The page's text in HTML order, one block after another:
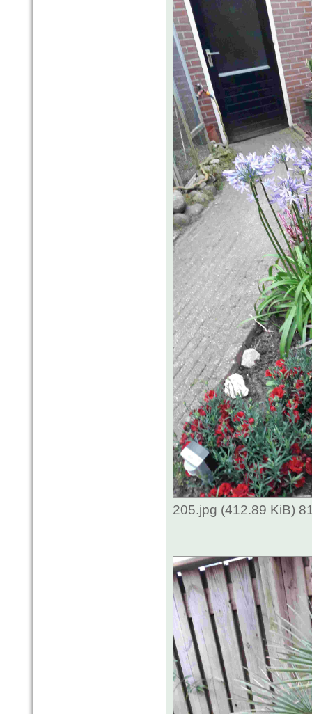
205.jpg (412.89 KiB)